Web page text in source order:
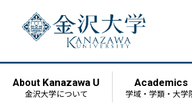
About Kanazawa U
金沢大学について
Academics
学域・学類・大学